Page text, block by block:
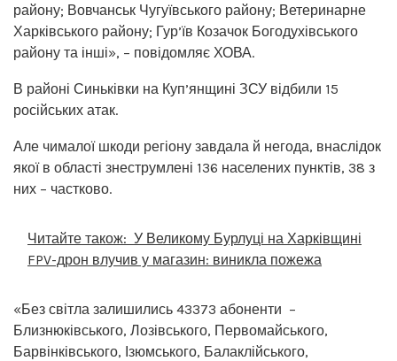
району; Вовчанськ Чугуївського району; Ветеринарне
Харківського району; Гур’їв Козачок Богодухівського
району та інші», – повідомляє ХОВА.
В районі Синьківки на Куп’янщині ЗСУ відбили 15
російських атак.
Але чималої шкоди регіону завдала й негода, внаслідок
якої в області знеструмлені 136 населених пунктів, 38 з
них – частково.
Читайте також: У Великому Бурлуці на Харківщині
FPV-дрон влучив у магазин: виникла пожежа
«Без світла залишились 43373 абоненти –
Близнюківського, Лозівського, Первомайського,
Барвінківського, Ізюмського, Балаклійського,